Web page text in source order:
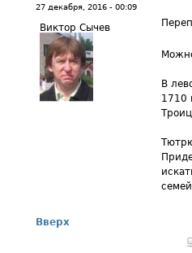
27 декабря, 2016 - 00:09
Виктор Сычев
В
1710
Вверх